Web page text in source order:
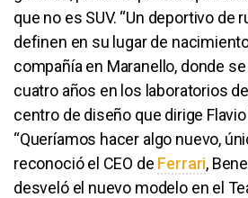
que no es SUV. “Un deportivo de
definen en su lugar de
compañía en Maranello, donde
cuatro años en los laboratorios
centro de diseño que dirige
“Queríamos hacer algo nuevo,
reconoció el CEO de Ferrari,
desveló el nuevo modelo en el